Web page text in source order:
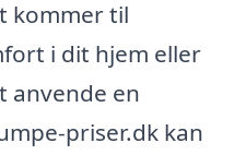
kommer til
i dit hjem eller
anvende en
priser.dk kan